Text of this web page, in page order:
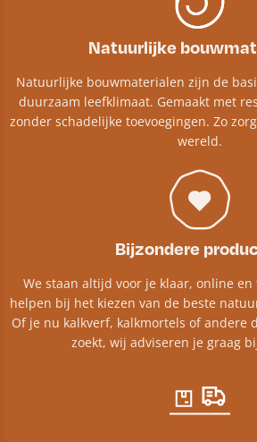
Natuurlijke
Natuurlijke bouwmaterialen zijn de
duurzaam leefklimaat. Gemaakt met
zonder schadelijke toevoegingen. Zo
wereld.
Bijzondere
We staan altijd voor je klaar, online
helpen bij het kiezen van de beste
Of je nu kalkverf, kalkmortels of andere
zoekt, wij adviseren je graag